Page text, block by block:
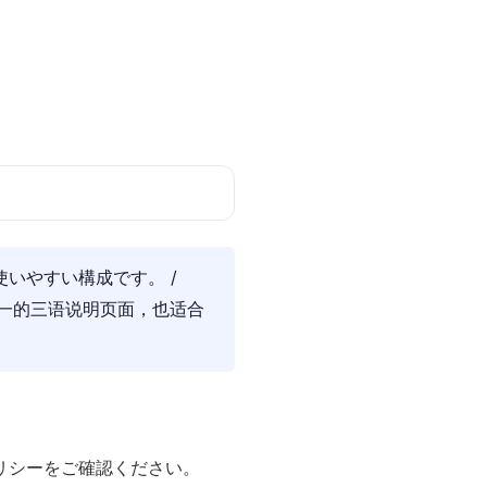
いやすい構成です。 /
三语说明页面，也适合
ーをご確認ください。